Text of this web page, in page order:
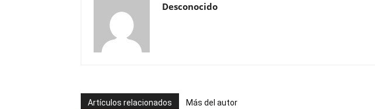
Desconocido
Artículos relacionados Más del autor